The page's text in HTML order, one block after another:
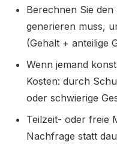
Berechnen Sie
generieren muss,
(Gehalt + anteilige
Wenn jemand
Kosten: durch
oder schwierige
Teilzeit- oder freie
Nachfrage statt